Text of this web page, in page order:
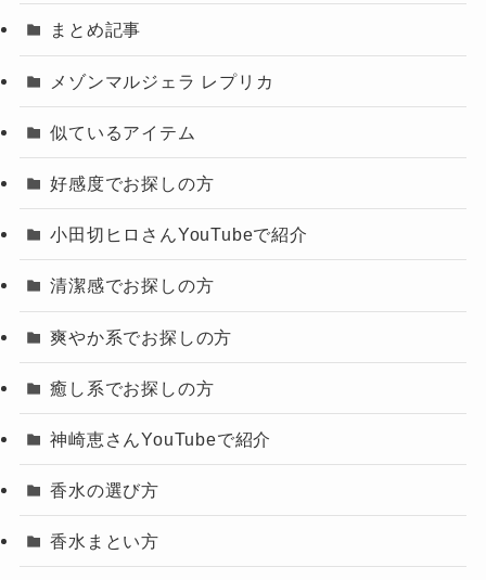
まとめ記事
メゾンマルジェラ レプリカ
似ているアイテム
好感度でお探しの方
小田切ヒロさんYouTubeで紹介
清潔感でお探しの方
爽やか系でお探しの方
癒し系でお探しの方
神崎恵さんYouTubeで紹介
香水の選び方
香水まとい方